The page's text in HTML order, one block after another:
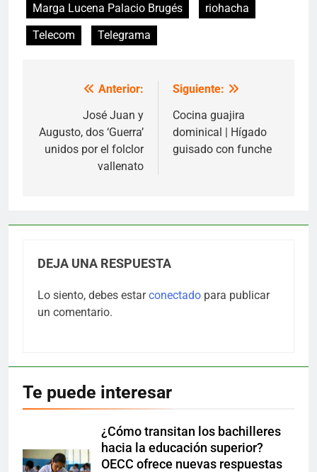
Marga Lucena Palacio Brugés
riohacha
Telecom
Telegrama
Navegación
entradas
Anterior:
José Juan y
Augusto, dos ‘Guerra’
unidos por el folclor
vallenato
Siguiente:
Cocina guajira
dominical | Hígado
guisado con funche
DEJA UNA RESPUESTA
Lo siento, debes estarconectado para publicar
un comentario.
Te puede interesar
¿Cómo transitan los bachilleres
hacia la educación superior?
OECC ofrece nuevas respuestas